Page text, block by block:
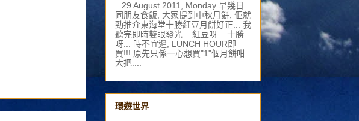
29 August 2011, Monday 早幾日
同朋友食飯, 大家提到中秋月餅, 佢就
勁推介東海堂十勝紅豆月餅好正... 我
聽完即時雙眼發光... 紅豆呀... 十勝
呀... 時不宜遲, LUNCH HOUR即
買!!! 原先只係一心想買"1"個月餅咁
大把....
環遊世界